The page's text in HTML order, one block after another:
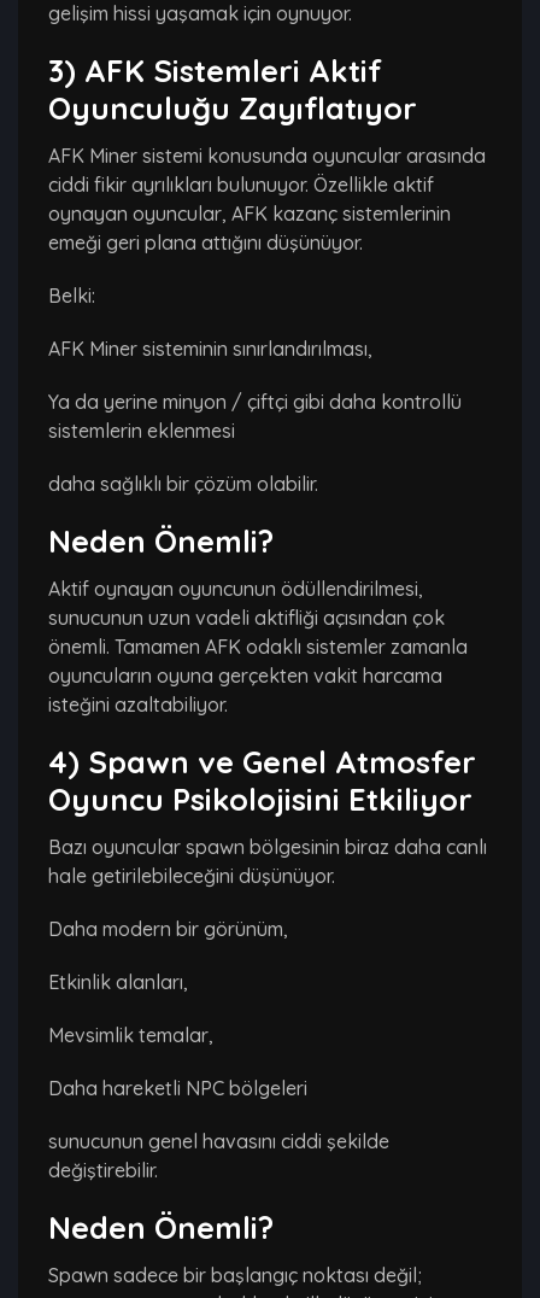
gelişim hissi yaşamak için oynuyor.
3) AFK Sistemleri Aktif
Oyunculuğu Zayıflatıyor
AFK Miner sistemi konusunda oyuncular arasında
ciddi fikir ayrılıkları bulunuyor. Özellikle aktif
oynayan oyuncular, AFK kazanç sistemlerinin
emeği geri plana attığını düşünüyor.
Belki:
AFK Miner sisteminin sınırlandırılması,
Ya da yerine minyon / çiftçi gibi daha kontrollü
sistemlerin eklenmesi
daha sağlıklı bir çözüm olabilir.
Neden Önemli?
Aktif oynayan oyuncunun ödüllendirilmesi,
sunucunun uzun vadeli aktifliği açısından çok
önemli. Tamamen AFK odaklı sistemler zamanla
oyuncuların oyuna gerçekten vakit harcama
isteğini azaltabiliyor.
4) Spawn ve Genel Atmosfer
Oyuncu Psikolojisini Etkiliyor
Bazı oyuncular spawn bölgesinin biraz daha canlı
hale getirilebileceğini düşünüyor.
Daha modern bir görünüm,
Etkinlik alanları,
Mevsimlik temalar,
Daha hareketli NPC bölgeleri
sunucunun genel havasını ciddi şekilde
değiştirebilir.
Neden Önemli?
Spawn sadece bir başlangıç noktası değil;